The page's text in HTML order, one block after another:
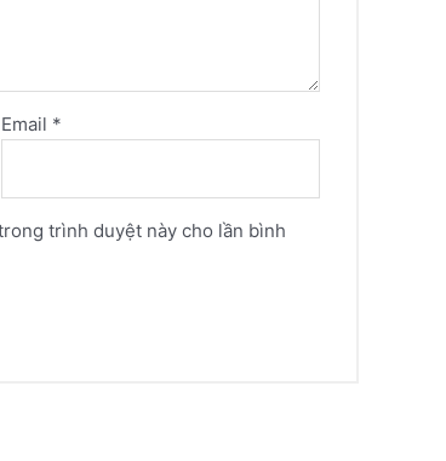
Email *
trình duyệt này cho lần bình